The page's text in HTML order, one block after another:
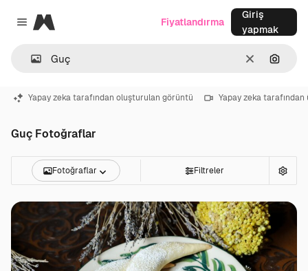
Close menu
Magnific
Temizlemek
Fiyatlandırma
Giriş
yapmak
Yapay zeka tarafından oluşturulan görüntü Yapay zeka
Guç Fotoğraflar
Fotoğraflar Filtreler